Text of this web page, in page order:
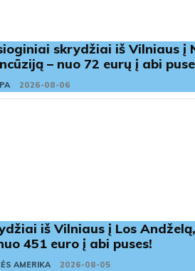
skrydžiai iš Vilniaus į
– nuo 72 eurų į abi
2026-08-06
iš Vilniaus į Los Andželą,
451 euro į abi puses!
AMERIKA 2026-08-05